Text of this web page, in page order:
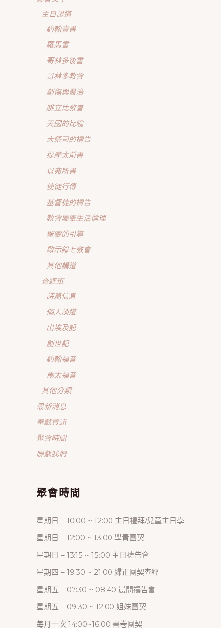
主日證道
約翰壹書
羅馬書
哥林多後書
哥林多教會
創傷與醫治
腓立比教會
天國的比喻
大祭司的禱告
提摩太前書
以弗所書
使徒行傳
基督徒的禱告
教會屬靈生活倫理
聖靈的引導
啟示錄七教會
其他講道
查經班
詩篇信息
個人談道
出埃及記
創世記
約翰福音
馬太福音
其他分類
最新消息
奉獻資訊
聚會時間
聯繫我們
聚會時間
星期日 – 10:00 ~ 12:00 主日禮拜/兒童主日學
星期日 – 12:00 ~ 13:00 學青團契
星期日 – 13:15 ~ 15:00 主日禱告會
星期四 – 19:30 ~ 21:00 歸正團契查經
星期五 – 07:30 ~ 08:40 晨間禱告會
星期五 – 09:30 ~ 12:00 姐妹團契
每月一次 14:00~16:00 書卷團契